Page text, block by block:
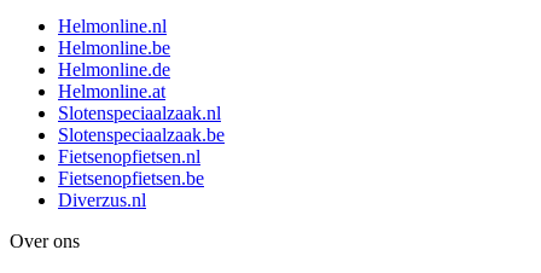
Helmonline.nl
Helmonline.be
Helmonline.de
Helmonline.at
Slotenspeciaalzaak.nl
Slotenspeciaalzaak.be
Fietsenopfietsen.nl
Fietsenopfietsen.be
Diverzus.nl
Over ons